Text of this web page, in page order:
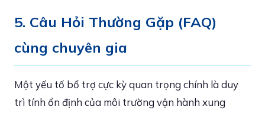
5. Câu Hỏi Thường Gặp (FAQ)
cùng chuyên gia
Một yếu tố bổ trợ cực kỳ quan trọng chính là duy
trì tính ổn định của môi trường vận hành xung